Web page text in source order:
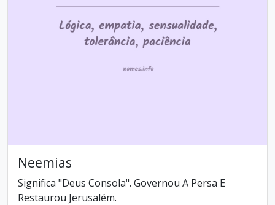
Neemias
Significa "Deus Consola". Governou A Persa E
Restaurou Jerusalém.